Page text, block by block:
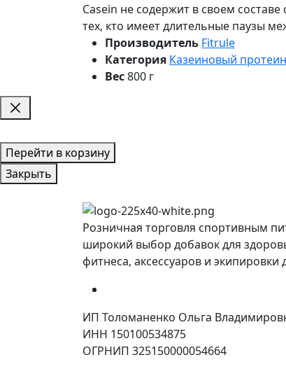
Casein не содержит в своем
тех, кто имеет длительные паузы
Производитель Fitrule
Категория Казеиновый протеин
Вес800 г
Перейти в корзину
Закрыть
Розничная торговля спортивным
широкий выбор добавок для
фитнеса, аксессуаров и экипировки
ИП Толоманенко Ольга
ИНН 150100534875
ОГРНИП 325150000054664